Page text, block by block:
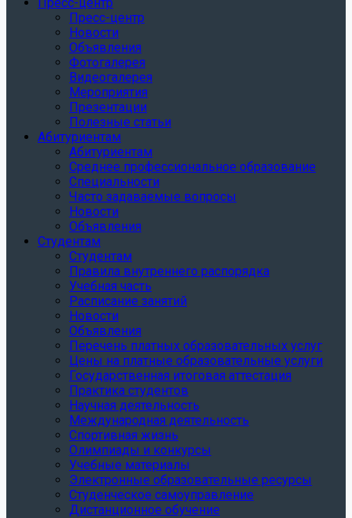
Пресс-центр
Новости
Объявления
Фотогалерея
Видеогалерея
Мероприятия
Презентации
Полезные статьи
Абитуриентам
Абитуриентам
Среднее профессиональное образование
Специальности
Часто задаваемые вопросы
Новости
Объявления
Студентам
Студентам
Правила внутреннего распорядка
Учебная часть
Расписание занятий
Новости
Объявления
Перечень платных образовательных услуг
Цены на платные образовательные услуги
Государственная итоговая аттестация
Практика студентов
Научная деятельность
Международная деятельность
Спортивная жизнь
Олимпиады и конкурсы
Учебные материалы
Электронные образовательные ресурсы
Студенческое самоуправление
Дистанционное обучение